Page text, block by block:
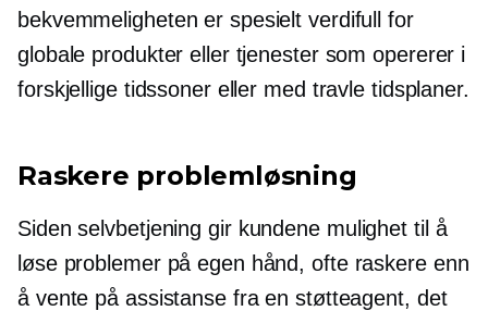
bekvemmeligheten er spesielt verdifull for
globale produkter eller tjenester som opererer i
forskjellige tidssoner eller med travle tidsplaner.
Raskere problemløsning
Sidenselvbetjening gir kundene mulighet til å
løse problemer på egen hånd, ofte raskere enn
å vente på assistanse fra en støtteagent, det